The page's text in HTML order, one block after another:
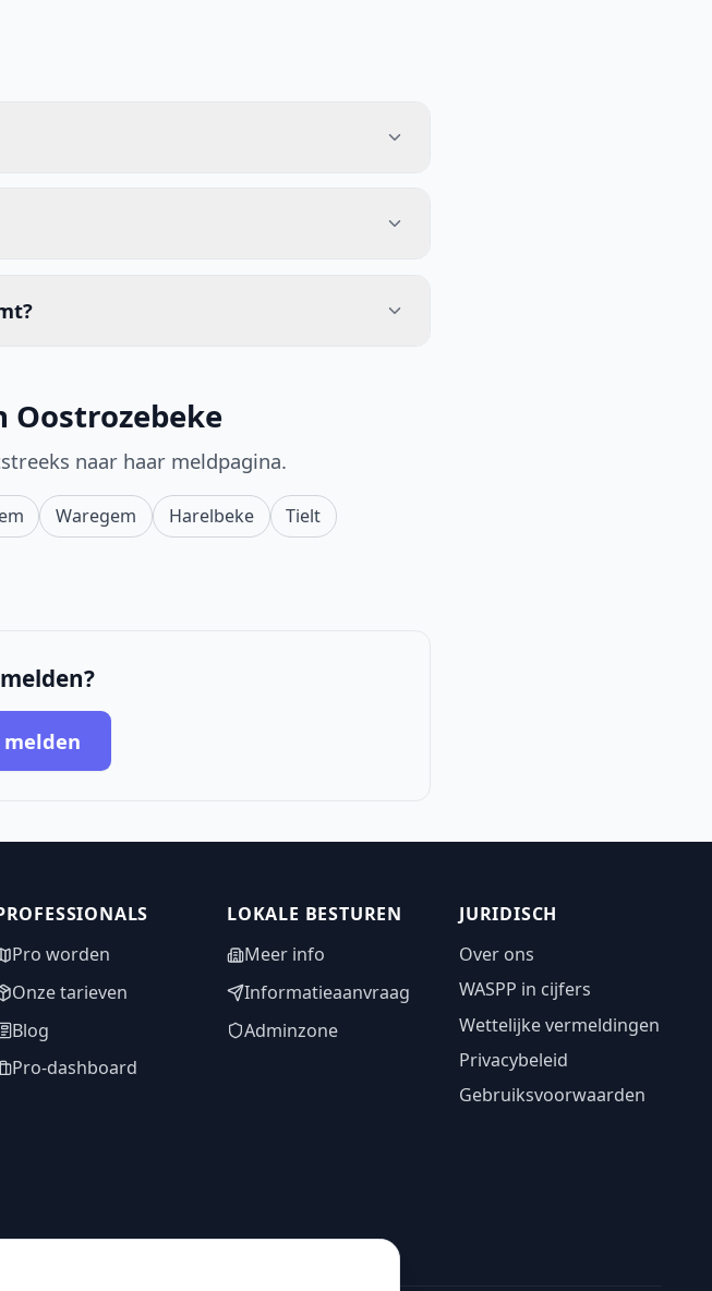
Oostrozebeke
naar haar meldpagina.
Waregem Harelbeke
Tielt
Pro worden
Onze tarieven
Blog
Pro-dashboard
LOKALE BESTUREN
Meer info
Informatieaanvraag
Adminzone
JURIDISCH
Over ons
WASPP in cijfers
Wettelijke vermeldingen
Privacybeleid
Gebruiksvoorwaarden